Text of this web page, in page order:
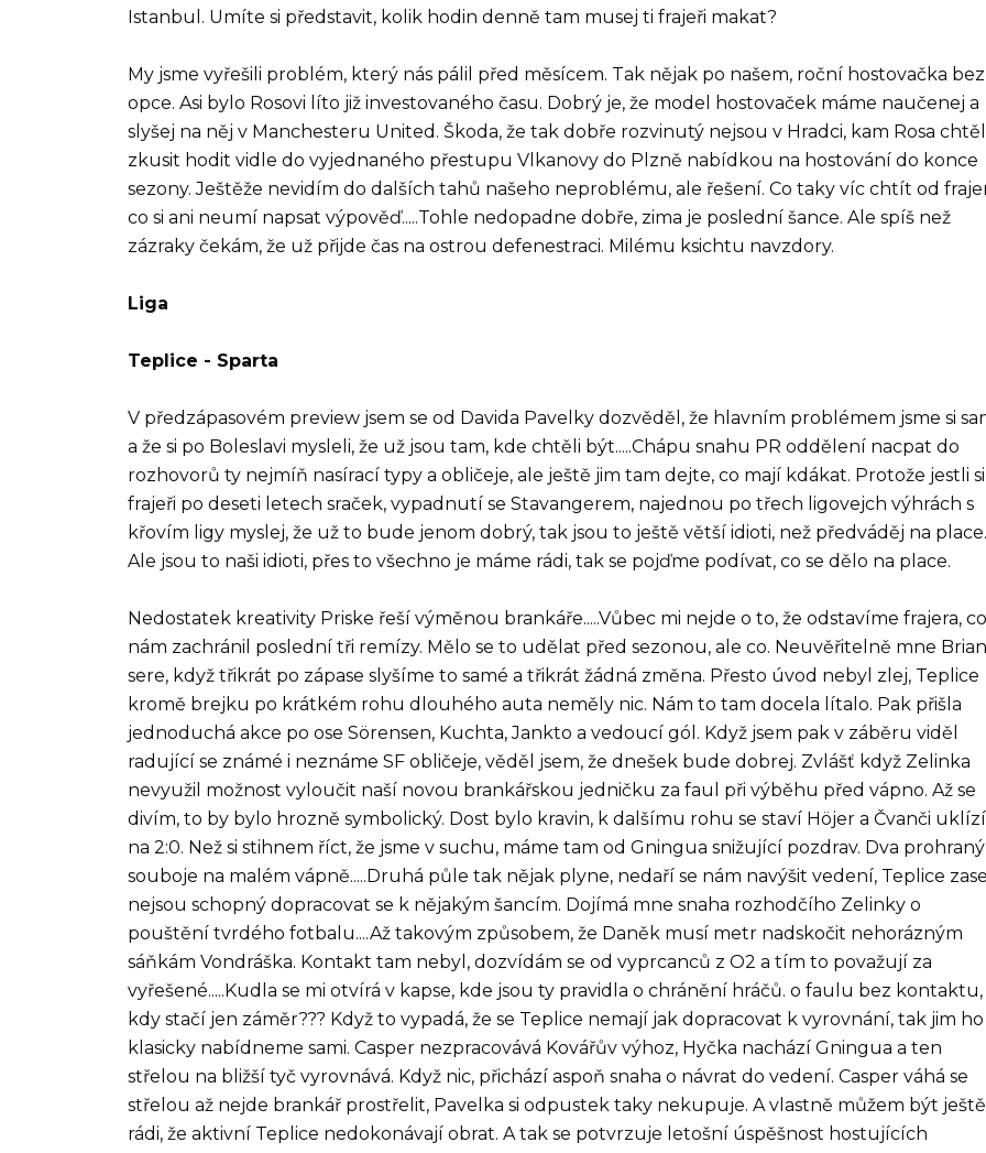
Istanbul. Umíte si představit, kolik hodin denně tam musej ti frajeři makat?
My jsme vyřešili problém, který nás pálil před měsícem. Tak nějak po našem, roční hostovačka bez
opce. Asi bylo Rosovi líto již investovaného času. Dobrý je, že model hostovaček máme naučenej a
slyšej na něj v Manchesteru United. Škoda, že tak dobře rozvinutý nejsou v Hradci, kam Rosa chtěl
zkusit hodit vidle do vyjednaného přestupu Vlkanovy do Plzně nabídkou na hostování do konce
sezony. Ještěže nevidím do dalších tahů našeho neproblému, ale řešení. Co taky víc chtít od
co si ani neumí napsat výpověď.....Tohle nedopadne dobře, zima je poslední šance. Ale spíš než
zázraky čekám, že už přijde čas na ostrou defenestraci. Milému ksichtu navzdory.
Liga
Teplice - Sparta
V předzápasovém preview jsem se od Davida Pavelky dozvěděl, že hlavním problémem jsme si
a že si po Boleslavi mysleli, že už jsou tam, kde chtěli být.....Chápu snahu PR oddělení nacpat do
rozhovorů ty nejmíň nasírací typy a obličeje, ale ještě jim tam dejte, co mají kdákat. Protože jestli si
frajeři po deseti letech sraček, vypadnutí se Stavangerem, najednou po třech ligovejch výhrách s
křovím ligy myslej, že už to bude jenom dobrý, tak jsou to ještě větší idioti, než předváděj na place.
Ale jsou to naši idioti, přes to všechno je máme rádi, tak se pojďme podívat, co se dělo na place.
Nedostatek kreativity Priske řeší výměnou brankáře.....Vůbec mi nejde o to, že odstavíme frajera, co
nám zachránil poslední tři remízy. Mělo se to udělat před sezonou, ale co. Neuvěřitelně mne Brian
sere, když třikrát po zápase slyšíme to samé a třikrát žádná změna. Přesto úvod nebyl zlej, Teplice
kromě brejku po krátkém rohu dlouhého auta neměly nic. Nám to tam docela lítalo. Pak přišla
jednoduchá akce po ose Sörensen, Kuchta, Jankto a vedoucí gól. Když jsem pak v záběru viděl
radující se známé i neznáme SF obličeje, věděl jsem, že dnešek bude dobrej. Zvlášť když Zelinka
nevyužil možnost vyloučit naší novou brankářskou jedničku za faul při výběhu před vápno. Až se
divím, to by bylo hrozně symbolický. Dost bylo kravin, k dalšímu rohu se staví Höjer a Čvanči uklízí
na 2:0. Než si stihnem říct, že jsme v suchu, máme tam od Gningua snižující pozdrav. Dva prohraný
souboje na malém vápně.....Druhá půle tak nějak plyne, nedaří se nám navýšit vedení, Teplice zase
nejsou schopný dopracovat se k nějakým šancím. Dojímá mne snaha rozhodčího Zelinky o
pouštění tvrdého fotbalu....Až takovým způsobem, že Daněk musí metr nadskočit nehorázným
sáňkám Vondráška. Kontakt tam nebyl, dozvídám se od vyprcanců z O2 a tím to považují za
vyřešené.....Kudla se mi otvírá v kapse, kde jsou ty pravidla o chránění hráčů. o faulu bez kontaktu,
kdy stačí jen záměr??? Když to vypadá, že se Teplice nemají jak dopracovat k vyrovnání, tak jim ho
klasicky nabídneme sami. Casper nezpracovává Kovářův výhoz, Hyčka nachází Gningua a ten
střelou na bližší tyč vyrovnává. Když nic, přichází aspoň snaha o návrat do vedení. Casper váhá se
střelou až nejde brankář prostřelit, Pavelka si odpustek taky nekupuje. A vlastně můžem být ještě
rádi, že aktivní Teplice nedokonávají obrat. A tak se potvrzuje letošní úspěšnost hostujících